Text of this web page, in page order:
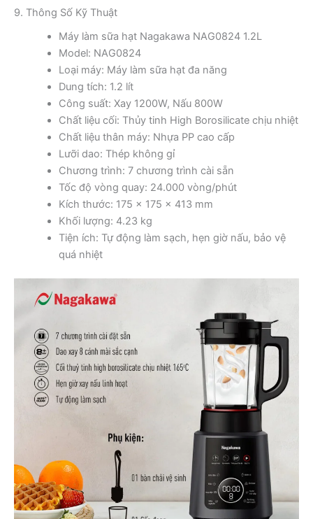
9. Thông Số Kỹ Thuật
Máy làm sữa hạt Nagakawa NAG0824 1.2L
Model: NAG0824
Loại máy: Máy làm sữa hạt đa năng
Dung tích: 1.2 lít
Công suất: Xay 1200W, Nấu 800W
Chất liệu cối: Thủy tinh High Borosilicate chịu nhiệt
Chất liệu thân máy: Nhựa PP cao cấp
Lưỡi dao: Thép không gỉ
Chương trình: 7 chương trình cài sẵn
Tốc độ vòng quay: 24.000 vòng/phút
Kích thước: 175 x 175 x 413 mm
Khối lượng: 4.23 kg
Tiện ích: Tự động làm sạch, hẹn giờ nấu, bảo vệ
quá nhiệt